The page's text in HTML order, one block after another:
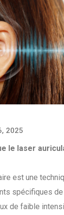
2025
le laser
est une
spécifiques de
de faible